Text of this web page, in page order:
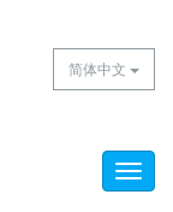
简体中文